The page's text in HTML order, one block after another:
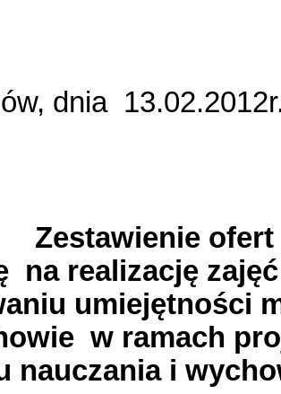
dnia
ofert z
na realizację
umiejętności
w ramach
nauczania i